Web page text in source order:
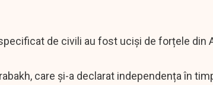
de civili au fost uciși de forțele din
care și-a declarat independența în